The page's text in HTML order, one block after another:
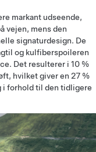
markant udseende,
vejen, mens den
signaturdesign. De
og kulfiberspoileren
Det resulterer i 10 %
hvilket giver en 27 %
i forhold til den tidligere